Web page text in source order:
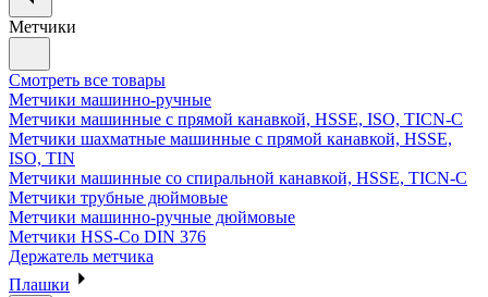
Метчики
Смотреть все товары
Метчики машинно-ручные
Метчики машинные с прямой канавкой, HSSE, ISO, TICN-C
Метчики шахматные машинные с прямой канавкой, HSSE,
ISO, TIN
Метчики машинные со спиральной канавкой, HSSE, TICN-C
Метчики трубные дюймовые
Метчики машинно-ручные дюймовые
Метчики HSS-Co DIN 376
Держатель метчика
Плашки